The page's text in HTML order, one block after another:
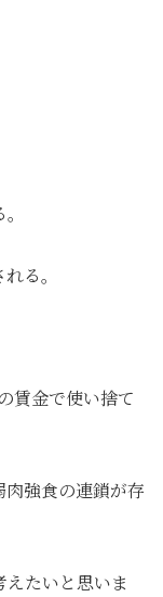
る。
賃金で使い捨て
強食の連鎖が存
たいと思いま